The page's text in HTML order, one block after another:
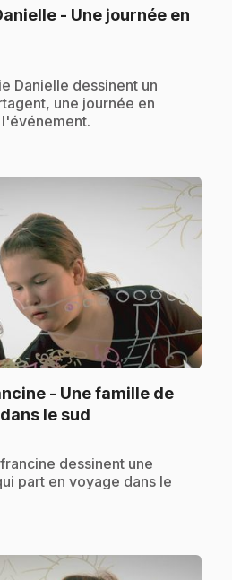
- Une journée en
Danielle dessinent un
une journée en
- Une famille de
le sud
dessinent une
part en voyage dans le